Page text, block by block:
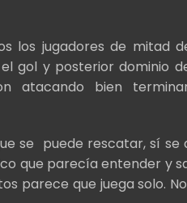
los jugadores de mitad
gol y posterior dominio
atacando bien
se puede rescatar, sí se
que parecía entender y
parece que juega solo.